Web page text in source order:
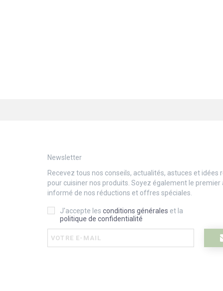
Newsletter
Recevez tous nos conseils, actualités, astuces et idées
pour cuisiner nos produits. Soyez également le premier
informé de nos réductions et offres spéciales.
J'accepte les conditions générales et la
politique de confidentialité